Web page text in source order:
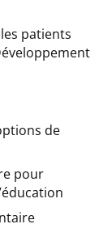
patients
de
pour